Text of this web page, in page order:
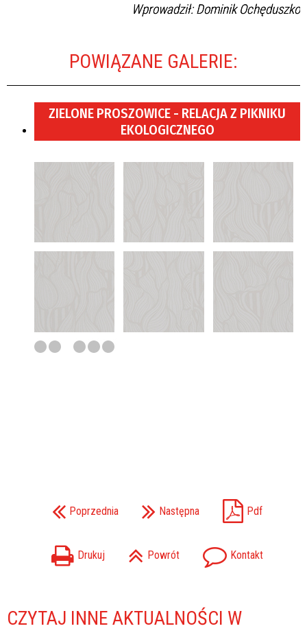
Wprowadził: Dominik Ochęduszko
POWIĄZANE GALERIE:
ZIELONE PROSZOWICE - RELACJA Z PIKNIKU
EKOLOGICZNEGO
Poprzednia Następna Pdf
Drukuj Powrót Kontakt
CZYTAJ INNE AKTUALNOŚCI W